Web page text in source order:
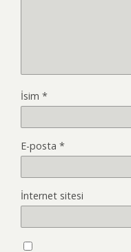
İsim *
E-posta *
İnternet sitesi